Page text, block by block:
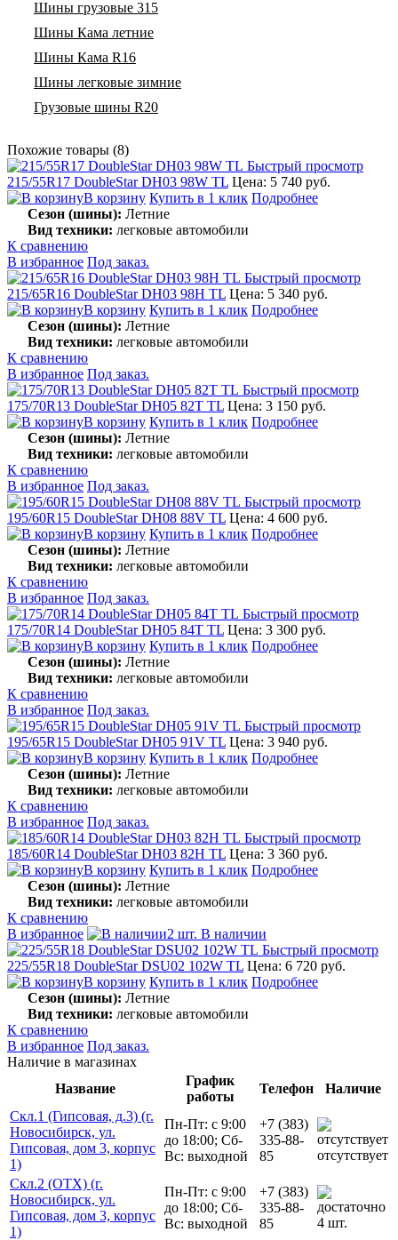
Шины грузовые 315
Шины Кама летние
Шины Кама R16
Шины легковые зимние
Грузовые шины R20
Похожие товары (8)
Быстрый просмотр
215/55R17 DoubleStar DH03 98W TL Цена: 5 740 руб.
В корзину Купить в 1 клик Подробнее
Сезон (шины): Летние
Вид техники: легковые автомобили
К сравнению
В избранное Под заказ.
Быстрый просмотр
215/65R16 DoubleStar DH03 98H TL Цена: 5 340 руб.
В корзину Купить в 1 клик Подробнее
Сезон (шины): Летние
Вид техники: легковые автомобили
К сравнению
В избранное Под заказ.
Быстрый просмотр
175/70R13 DoubleStar DH05 82T TL Цена: 3 150 руб.
В корзину Купить в 1 клик Подробнее
Сезон (шины): Летние
Вид техники: легковые автомобили
К сравнению
В избранное Под заказ.
Быстрый просмотр
195/60R15 DoubleStar DH08 88V TL Цена: 4 600 руб.
В корзину Купить в 1 клик Подробнее
Сезон (шины): Летние
Вид техники: легковые автомобили
К сравнению
В избранное Под заказ.
Быстрый просмотр
175/70R14 DoubleStar DH05 84T TL Цена: 3 300 руб.
В корзину Купить в 1 клик Подробнее
Сезон (шины): Летние
Вид техники: легковые автомобили
К сравнению
В избранное Под заказ.
Быстрый просмотр
195/65R15 DoubleStar DH05 91V TL Цена: 3 940 руб.
В корзину Купить в 1 клик Подробнее
Сезон (шины): Летние
Вид техники: легковые автомобили
К сравнению
В избранное Под заказ.
Быстрый просмотр
185/60R14 DoubleStar DH03 82H TL Цена: 3 360 руб.
В корзину Купить в 1 клик Подробнее
Сезон (шины): Летние
Вид техники: легковые автомобили
К сравнению
В избранное
2 шт. В наличии
Быстрый просмотр
225/55R18 DoubleStar DSU02 102W TL Цена: 6 720 руб.
В корзину Купить в 1 клик Подробнее
Сезон (шины): Летние
Вид техники: легковые автомобили
К сравнению
В избранное Под заказ.
Наличие в магазинах
Название
График
работы
Телефон
Наличие
Скл.1 (Гипсовая, д.3) (г.
Новосибирск, ул.
Гипсовая, дом 3, корпус
1)
Пн-Пт: с 9:00
до 18:00; Сб-
Вс: выходной
+7 (383)
335-88-
85
отсутствует
Скл.2 (ОТХ) (г.
Новосибирск, ул.
Гипсовая, дом 3, корпус
1)
Пн-Пт: с 9:00
до 18:00; Сб-
Вс: выходной
+7 (383)
335-88-
85
4 шт.